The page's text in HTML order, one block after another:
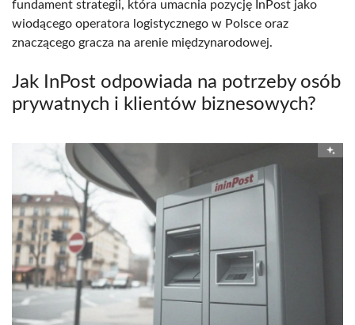
fundament strategii, która umacnia pozycję InPost jako
wiodącego operatora logistycznego w Polsce oraz
znaczącego gracza na arenie międzynarodowej.
Jak InPost odpowiada na potrzeby osób
prywatnych i klientów biznesowych?